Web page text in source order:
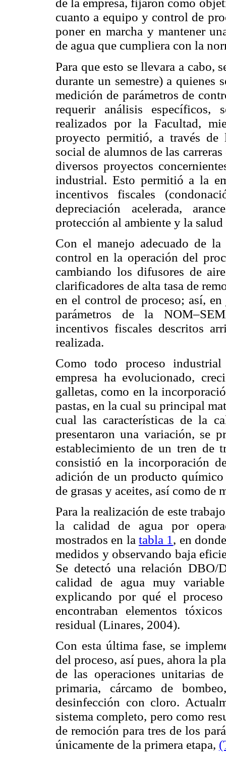
de la empresa, fijaron como
cuanto a equipo y control de
poner en marcha y mantener
de agua que cumpliera con la
Para que esto se llevara a cabo,
durante un semestre) a quienes
medición de parámetros de
requerir análisis específicos,
realizados por la Facultad,
proyecto permitió, a través de
social de alumnos de las
diversos proyectos
industrial. Esto permitió a la
incentivos fiscales
depreciación acelerada,
protección al ambiente y la
Con el manejo adecuado de
control en la operación del
cambiando los difusores de
clarificadores de alta tasa de
en el control de proceso; así,
parámetros de la
incentivos fiscales descritos
realizada.
Como todo proceso
empresa ha evolucionado,
galletas, como en la
pastas, en la cual su principal
cual las características de la
presentaron una variación, se
establecimiento de un tren de
consistió en la incorporación
adición de un producto
de grasas y aceites, así como
Para la realización de este
la calidad de agua por
mostrados en la tabla 1 , en
medidos y observando baja
Se detectó una relación
calidad de agua muy
explicando por qué el
encontraban elementos
residual (Linares, 2004).
Con esta última fase, se
del proceso, así pues, ahora la
de las operaciones unitarias
primaria, cárcamo de
desinfección con cloro.
sistema completo, pero como
de remoción para tres de los
únicamente de la primera etapa,